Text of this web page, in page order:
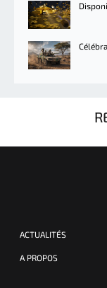
ACTUALITÉS
A PROPOS